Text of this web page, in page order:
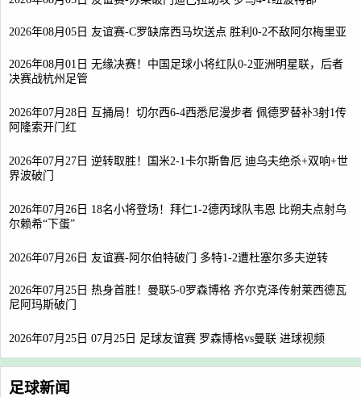
2026年08月05日 友谊赛-C罗缺席西马坎送点 胜利0-2不敌阿尔梅里亚
2026年08月01日 无缘决赛！中国足球小将红队0-2亚洲明星联，后者
决赛战杭州足管
2026年07月28日 互捅局！切尔西6-4西悉尼漫步者 佩德罗替补3射1传
阿隆索开门红
2026年07月27日 逆转取胜！国米2-1卡尔斯鲁厄 迪乌夫绝杀+双响+世
界波破门
2026年07月26日 18名小将登场！拜仁1-2德丙球队韦恩 比朔夫点射乌
尔赖希“下蛋”
2026年07月26日 友谊赛-阿尔伯特破门 多特1-2遭杜塞尔多夫逆转
2026年07月25日 热身首胜！曼联5-0罗森博格 齐尔克泽传射莱西德瓦
尼阿玛斯破门
2026年07月25日 07月25日 足球友谊赛 罗森博格vs曼联 进球视频
足球新闻